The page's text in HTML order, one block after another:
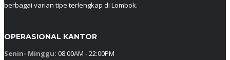
berbagai varian tipe terlengkap di Lombok.
OPERASIONAL KANTOR
Senin- Minggu: 08:00AM - 22:00PM